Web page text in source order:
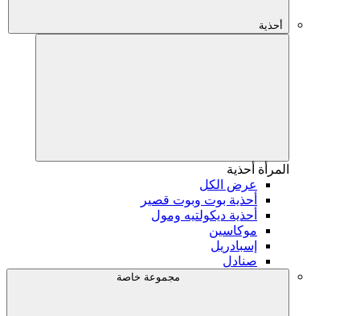
أحذية
المرأة أحذية
عرض الكل
أحذية بوت وبوت قصير
أحذية ديكولتيه ومول
موكاسين
إسبادريل
صنادل
مجموعة خاصة